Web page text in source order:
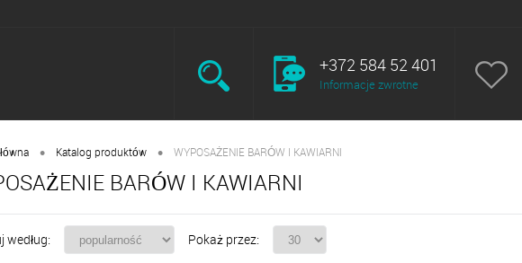
+372 584 52 401
Informacje zwrotne
• Katalog produktów • WYPOSAŻENIE BARÓW I KAWIARNI
BARÓW I KAWIARNI
według: Pokaż przez: